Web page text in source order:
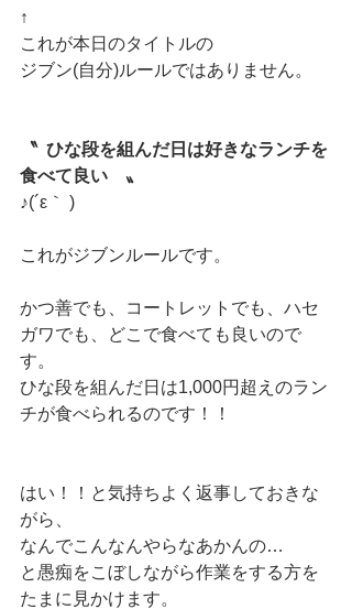
↑
これが本日のタイトルの
ジブン(自分)ルールではありません。
〝  ひな段を組んだ日は好きなランチを
食べて良い　〟
♪(´ε｀ )
これがジブンルールです。
かつ善でも、コートレットでも、ハセ
ガワでも、どこで食べても良いので
す。
ひな段を組んだ日は1,000円超えのラン
チが食べられるのです！！
はい！！と気持ちよく返事しておきな
がら、
なんでこんなんやらなあかんの…
と愚痴をこぼしながら作業をする方を
たまに見かけます。